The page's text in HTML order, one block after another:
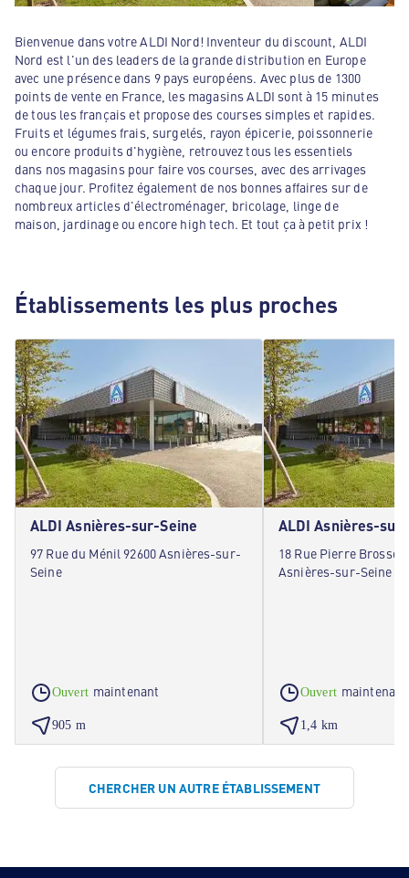
Bienvenue dans votre ALDI Nord! Inventeur du discount, ALDI
Nord est l'un des leaders de la grande distribution en Europe
avec une présence dans 9 pays européens. Avec plus de 1300
points de vente en France, les magasins ALDI sont à 15 minutes
de tous les français et propose des courses simples et rapides.
Fruits et légumes frais, surgelés, rayon épicerie, poissonnerie
ou encore produits d'hygiène, retrouvez tous les essentiels
dans nos magasins pour faire vos courses, avec des arrivages
chaque jour. Profitez également de nos bonnes affaires sur de
nombreux articles d'électroménager, bricolage, linge de
maison, jardinage ou encore high tech. Et tout ça à petit prix !
Établissements les plus proches
ALDI Asnières-sur-Seine
97 Rue du Ménil 92600 Asnières-sur-
Seine
Ouvert maintenant
905 m
ALDI Asnières-
18 Rue Pierre
Asnières-sur-Seine
Ouvert maintenant
1,4 km
CHERCHER UN AUTRE ÉTABLISSEMENT